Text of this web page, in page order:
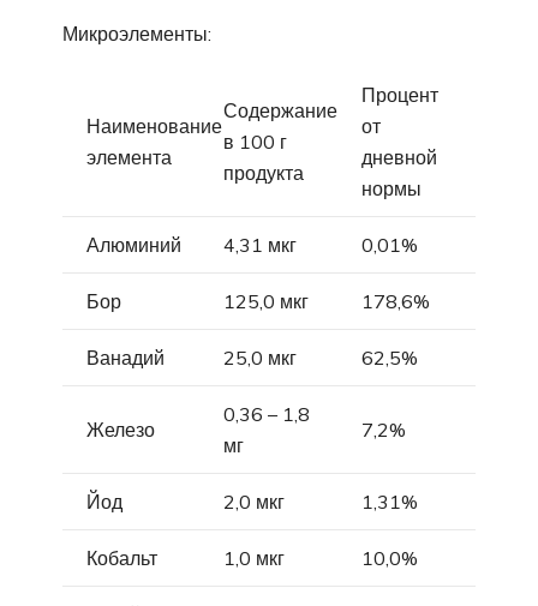
Микроэлементы:
Наименование
элемента
Содержание
в 100 г
продукта
Процент
от
дневной
нормы
Алюминий 4,31 мкг 0,01%
Бор 125,0 мкг 178,6%
Ванадий 25,0 мкг 62,5%
Железо
0,36 – 1,8
мг
7,2%
Йод 2,0 мкг 1,31%
Кобальт 1,0 мкг 10,0%